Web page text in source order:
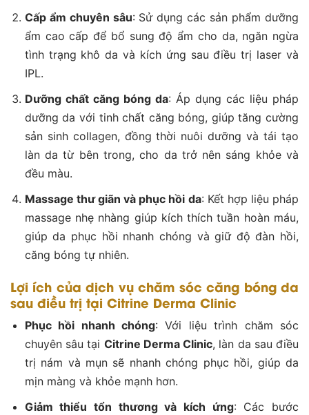
Cấp ẩm chuyên sâu: Sử dụng các sản phẩm dưỡng
ẩm cao cấp để bổ sung độ ẩm cho da, ngăn ngừa
tình trạng khô da và kích ứng sau điều trị laser và
IPL.
Dưỡng chất căng bóng da: Áp dụng các liệu pháp
dưỡng da với tinh chất căng bóng, giúp tăng cường
sản sinh collagen, đồng thời nuôi dưỡng và tái tạo
làn da từ bên trong, cho da trở nên sáng khỏe và
đều màu.
Massage thư giãn và phục hồi da: Kết hợp liệu pháp
massage nhẹ nhàng giúp kích thích tuần hoàn máu,
giúp da phục hồi nhanh chóng và giữ độ đàn hồi,
căng bóng tự nhiên.
Lợi ích của dịch vụ chăm sóc căng bóng da
sau điều trị tại Citrine Derma Clinic
Phục hồi nhanh chóng: Với liệu trình chăm sóc
chuyên sâu tại Citrine Derma Clinic, làn da sau điều
trị nám và mụn sẽ nhanh chóng phục hồi, giúp da
mịn màng và khỏe mạnh hơn.
Giảm thiểu tổn thương và kích ứng: Các bước